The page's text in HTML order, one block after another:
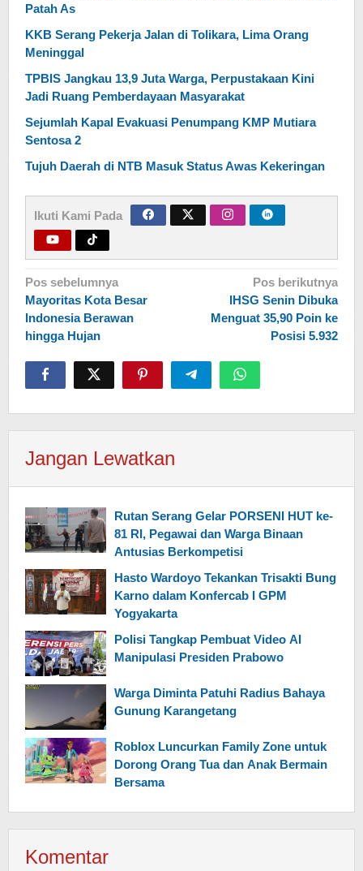
Patah As
KKB Serang Pekerja Jalan di Tolikara, Lima Orang
Meninggal
TPBIS Jangkau 13,9 Juta Warga, Perpustakaan Kini
Jadi Ruang Pemberdayaan Masyarakat
Sejumlah Kapal Evakuasi Penumpang KMP Mutiara
Sentosa 2
Tujuh Daerah di NTB Masuk Status Awas Kekeringan
Ikuti Kami Pada
Navigasi
pos
Pos sebelumnya
Mayoritas Kota Besar
Indonesia Berawan
hingga Hujan
Pos berikutnya
IHSG Senin Dibuka
Menguat 35,90 Poin ke
Posisi 5.932
Jangan Lewatkan
Rutan Serang Gelar PORSENI HUT ke-
81 RI, Pegawai dan Warga Binaan
Antusias Berkompetisi
Hasto Wardoyo Tekankan Trisakti Bung
Karno dalam Konfercab I GPM
Yogyakarta
Polisi Tangkap Pembuat Video AI
Manipulasi Presiden Prabowo
Warga Diminta Patuhi Radius Bahaya
Gunung Karangetang
Roblox Luncurkan Family Zone untuk
Dorong Orang Tua dan Anak Bermain
Bersama
Komentar